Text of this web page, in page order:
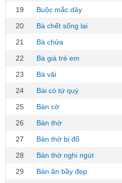
19
Buộc mắc dây
20
Bà chết sống lại
21
Bà chửa
22
Bà già trẻ em
23
Bà vãi
24
Bài có tứ quý
25
Bàn cờ
26
Bàn thờ
27
Bàn thờ bị đổ
28
Bàn thờ nghi ngút
29
Bàn ăn bầy đẹp